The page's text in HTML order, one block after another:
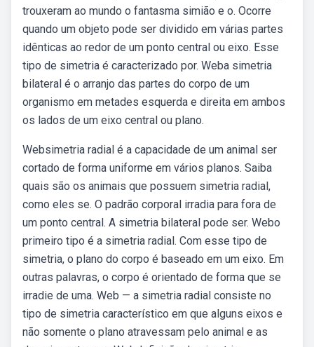
trouxeram ao mundo o fantasma simião e o. Ocorre
quando um objeto pode ser dividido em várias partes
idênticas ao redor de um ponto central ou eixo. Esse
tipo de simetria é caracterizado por. Weba simetria
bilateral é o arranjo das partes do corpo de um
organismo em metades esquerda e direita em ambos
os lados de um eixo central ou plano.
Websimetria radial é a capacidade de um animal ser
cortado de forma uniforme em vários planos. Saiba
quais são os animais que possuem simetria radial,
como eles se. O padrão corporal irradia para fora de
um ponto central. A simetria bilateral pode ser. Webo
primeiro tipo é a simetria radial. Com esse tipo de
simetria, o plano do corpo é baseado em um eixo. Em
outras palavras, o corpo é orientado de forma que se
irradie de uma. Web — a simetria radial consiste no
tipo de simetria característico em que alguns eixos e
não somente o plano atravessam pelo animal e as